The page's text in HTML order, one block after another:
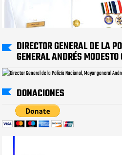
DIRECTOR GENERAL DE LA
GENERAL ANDRÉS
DONACIONES